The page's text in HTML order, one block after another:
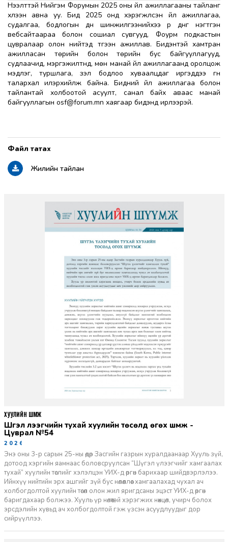
Нээлттэй Нийгэм Форумын 2025 оны үйл ажиллагааны тайланг
хүлээн авна уу. Бид 2025 онд хэрэгжүүлсэн үйл ажиллагаа,
судалгаа, бодлогын дүн шинжилгээнийхээ үр дүнг нэгтгэн
вебсайтаараа болон сошиал сувгууд, Фоурм подкастын
цувралаар олон нийтэд түгээн ажиллав. Бидэнтэй хамтран
ажилласан төрийн болон төрийн бус байгууллагууд,
судлаачид, мэргэжилтнүүд, мөн манай үйл ажиллагаанд оролцож
мэдлэг, туршлага, үзэл бодлоо хуваалцдаг иргэддээ гүн
талархал илэрхийлж байна. Бидний үйл ажиллагаа болон
тайлантай холбоотой асуулт, санал байх аваас манай
байгууллагын osf@forum.mn хаягаар бидэнд ирүүлээрэй.
Жилийн тайлан
Шүгэл үлээгчийн тухай хуулийн төсөлд өгөх шүүмж -
Цуврал №54
2026-07-27
Энэ оны 3-р сарын 25-ны өдөр Засгийн газрын хуралдаанаар Хууль зүй,
дотоод хэргийн яамнаас боловсруулсан “Шүгэл үлээгчийг хамгаалах
тухай” хуулийн төслийг хэлэлцэн УИХ-д өргөн барихаар шийдвэрлэлээ.
Ийнхүү нийтийн эрх ашгийг зүй бус нөлөөллөөс хамгаалахад чухал ач
холбогдолтой хуулийн төсөл олон жил яригдсаны эцэст УИХ-д өргөн
баригдахаар болжээ. Хууль үр нөлөөтэй хэрэгжих нөхцөл, учирч болох
эрсдэлийн хувьд ач холбогдолтой гэж үзсэн асуудлуудыг дор
сийрүүллээ.
ХУУЛИЙН ШҮҮМЖ